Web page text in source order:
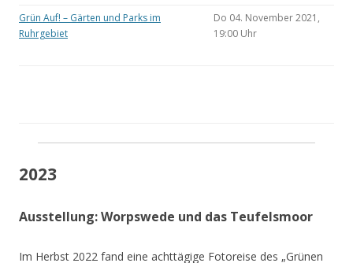
Grün Auf! – Gärten und Parks im
Ruhrgebiet
Do 04. November 2021,
19:00 Uhr
2023
Ausstellung: Worpswede und das Teufelsmoor
Im Herbst 2022 fand eine achttägige Fotoreise des „Grünen